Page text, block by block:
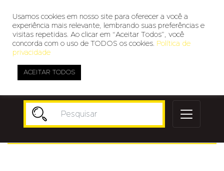
Usamos cookies em nosso site para oferecer a você a
experiência mais relevante, lembrando suas preferências e
visitas repetidas. Ao clicar em “Aceitar Todos”, você
concorda com o uso de TODOS os cookies. Política de
privacidade
ACEITAR TODOS